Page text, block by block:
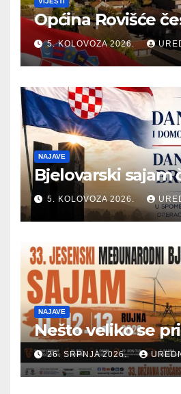
Općina Rovišće
5. KOLOVOZA 2026.
NAJAVE
Bjelovarski sajam
5. KOLOVOZA 2026.
NAJAVE
Nešto veliko se
26. SRPNJA 2026.